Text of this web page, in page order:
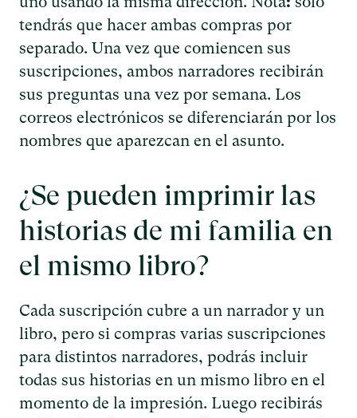
tendrás que hacer ambas compras por
separado. Una vez que comiencen sus
suscripciones, ambos narradores recibirán
sus preguntas una vez por semana. Los
correos electrónicos se diferenciarán por los
nombres que aparezcan en el asunto.
¿Se pueden imprimir las
historias de mi familia en
el mismo libro?
Cada suscripción cubre a un narrador y un
libro, pero si compras varias suscripciones
para distintos narradores, podrás incluir
todas sus historias en un mismo libro en el
momento de la impresión. Luego recibirás